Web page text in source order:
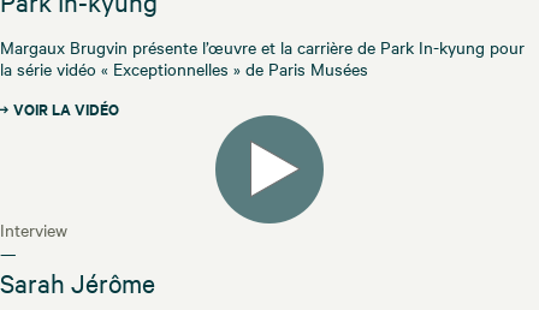
Margaux Brugvin présente l’œuvre et la carrière de Park In-kyung pour
la série vidéo « Exceptionnelles » de Paris Musées
VOIR LA VIDÉO
Interview
—
Sarah Jérôme